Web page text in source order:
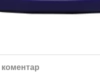
коментар